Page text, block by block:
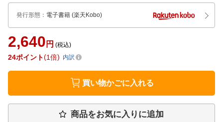
発行形態 ： 電子書籍 (楽天Kobo)
2,640 円 (税込)
24ポイント 1倍 内訳
買い物かごに入れる
商品をお気に入りに追加